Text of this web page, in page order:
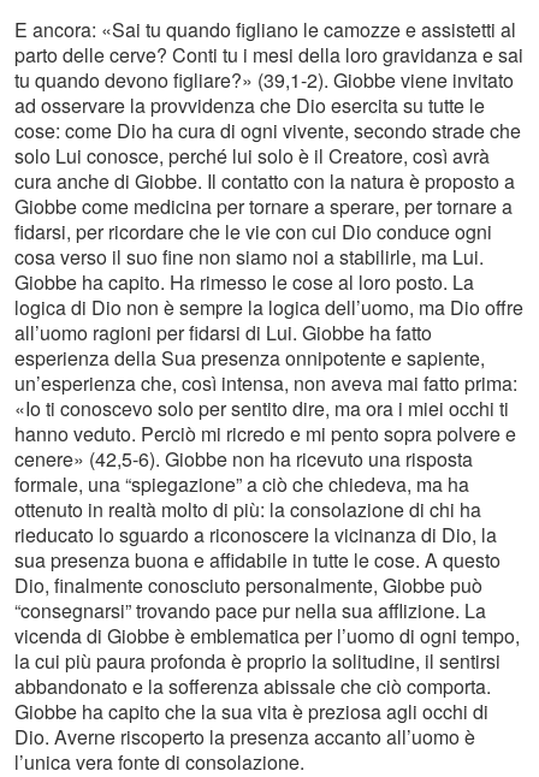
E ancora: «Sai tu quando figliano le camozze e assistetti al
parto delle cerve? Conti tu i mesi della loro gravidanza e sai
tu quando devono figliare?» (39,1-2). Giobbe viene invitato
ad osservare la provvidenza che Dio esercita su tutte le
cose: come Dio ha cura di ogni vivente, secondo strade che
solo Lui conosce, perché lui solo è il Creatore, così avrà
cura anche di Giobbe. Il contatto con la natura è proposto a
Giobbe come medicina per tornare a sperare, per tornare a
fidarsi, per ricordare che le vie con cui Dio conduce ogni
cosa verso il suo fine non siamo noi a stabilirle, ma Lui.
Giobbe ha capito. Ha rimesso le cose al loro posto. La
logica di Dio non è sempre la logica dell’uomo, ma Dio offre
all’uomo ragioni per fidarsi di Lui. Giobbe ha fatto
esperienza della Sua presenza onnipotente e sapiente,
un’esperienza che, così intensa, non aveva mai fatto prima:
«Io ti conoscevo solo per sentito dire, ma ora i miei occhi ti
hanno veduto. Perciò mi ricredo e mi pento sopra polvere e
cenere» (42,5-6). Giobbe non ha ricevuto una risposta
formale, una “spiegazione” a ciò che chiedeva, ma ha
ottenuto in realtà molto di più: la consolazione di chi ha
rieducato lo sguardo a riconoscere la vicinanza di Dio, la
sua presenza buona e affidabile in tutte le cose. A questo
Dio, finalmente conosciuto personalmente, Giobbe può
“consegnarsi” trovando pace pur nella sua afflizione. La
vicenda di Giobbe è emblematica per l’uomo di ogni tempo,
la cui più paura profonda è proprio la solitudine, il sentirsi
abbandonato e la sofferenza abissale che ciò comporta.
Giobbe ha capito che la sua vita è preziosa agli occhi di
Dio. Averne riscoperto la presenza accanto all’uomo è
l’unica vera fonte di consolazione.